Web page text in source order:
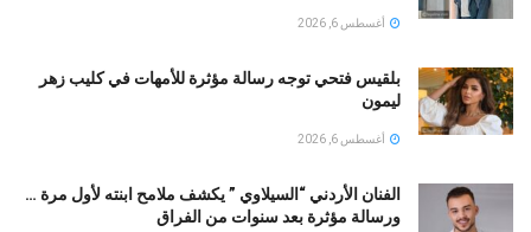
أغسطس 6, 2026
بلقيس فتحي توجه رسالة مؤثرة للأمهات في كليب زهر
ليمون ‏
أغسطس 6, 2026
الفنان الأردني “السيلاوي ” يكشف ملامح ابنته لأول مرة …
ورسالة مؤثرة بعد سنوات من الفراق